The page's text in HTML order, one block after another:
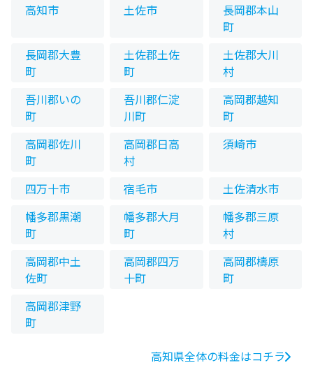
高知市
土佐市
長岡郡本山
町
長岡郡大豊
町
土佐郡土佐
町
土佐郡大川
村
吾川郡いの
町
吾川郡仁淀
川町
高岡郡越知
町
高岡郡佐川
町
高岡郡日高
村
須崎市
四万十市 宿毛市
土佐清水市
幡多郡黒潮
町
幡多郡大月
町
幡多郡三原
村
高岡郡中土
佐町
高岡郡四万
十町
高岡郡檮原
町
高岡郡津野
町
高知県全体の料金はコチラ